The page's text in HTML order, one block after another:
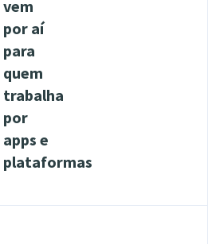
vem
por aí
para
quem
trabalha
por
apps e
plataformas